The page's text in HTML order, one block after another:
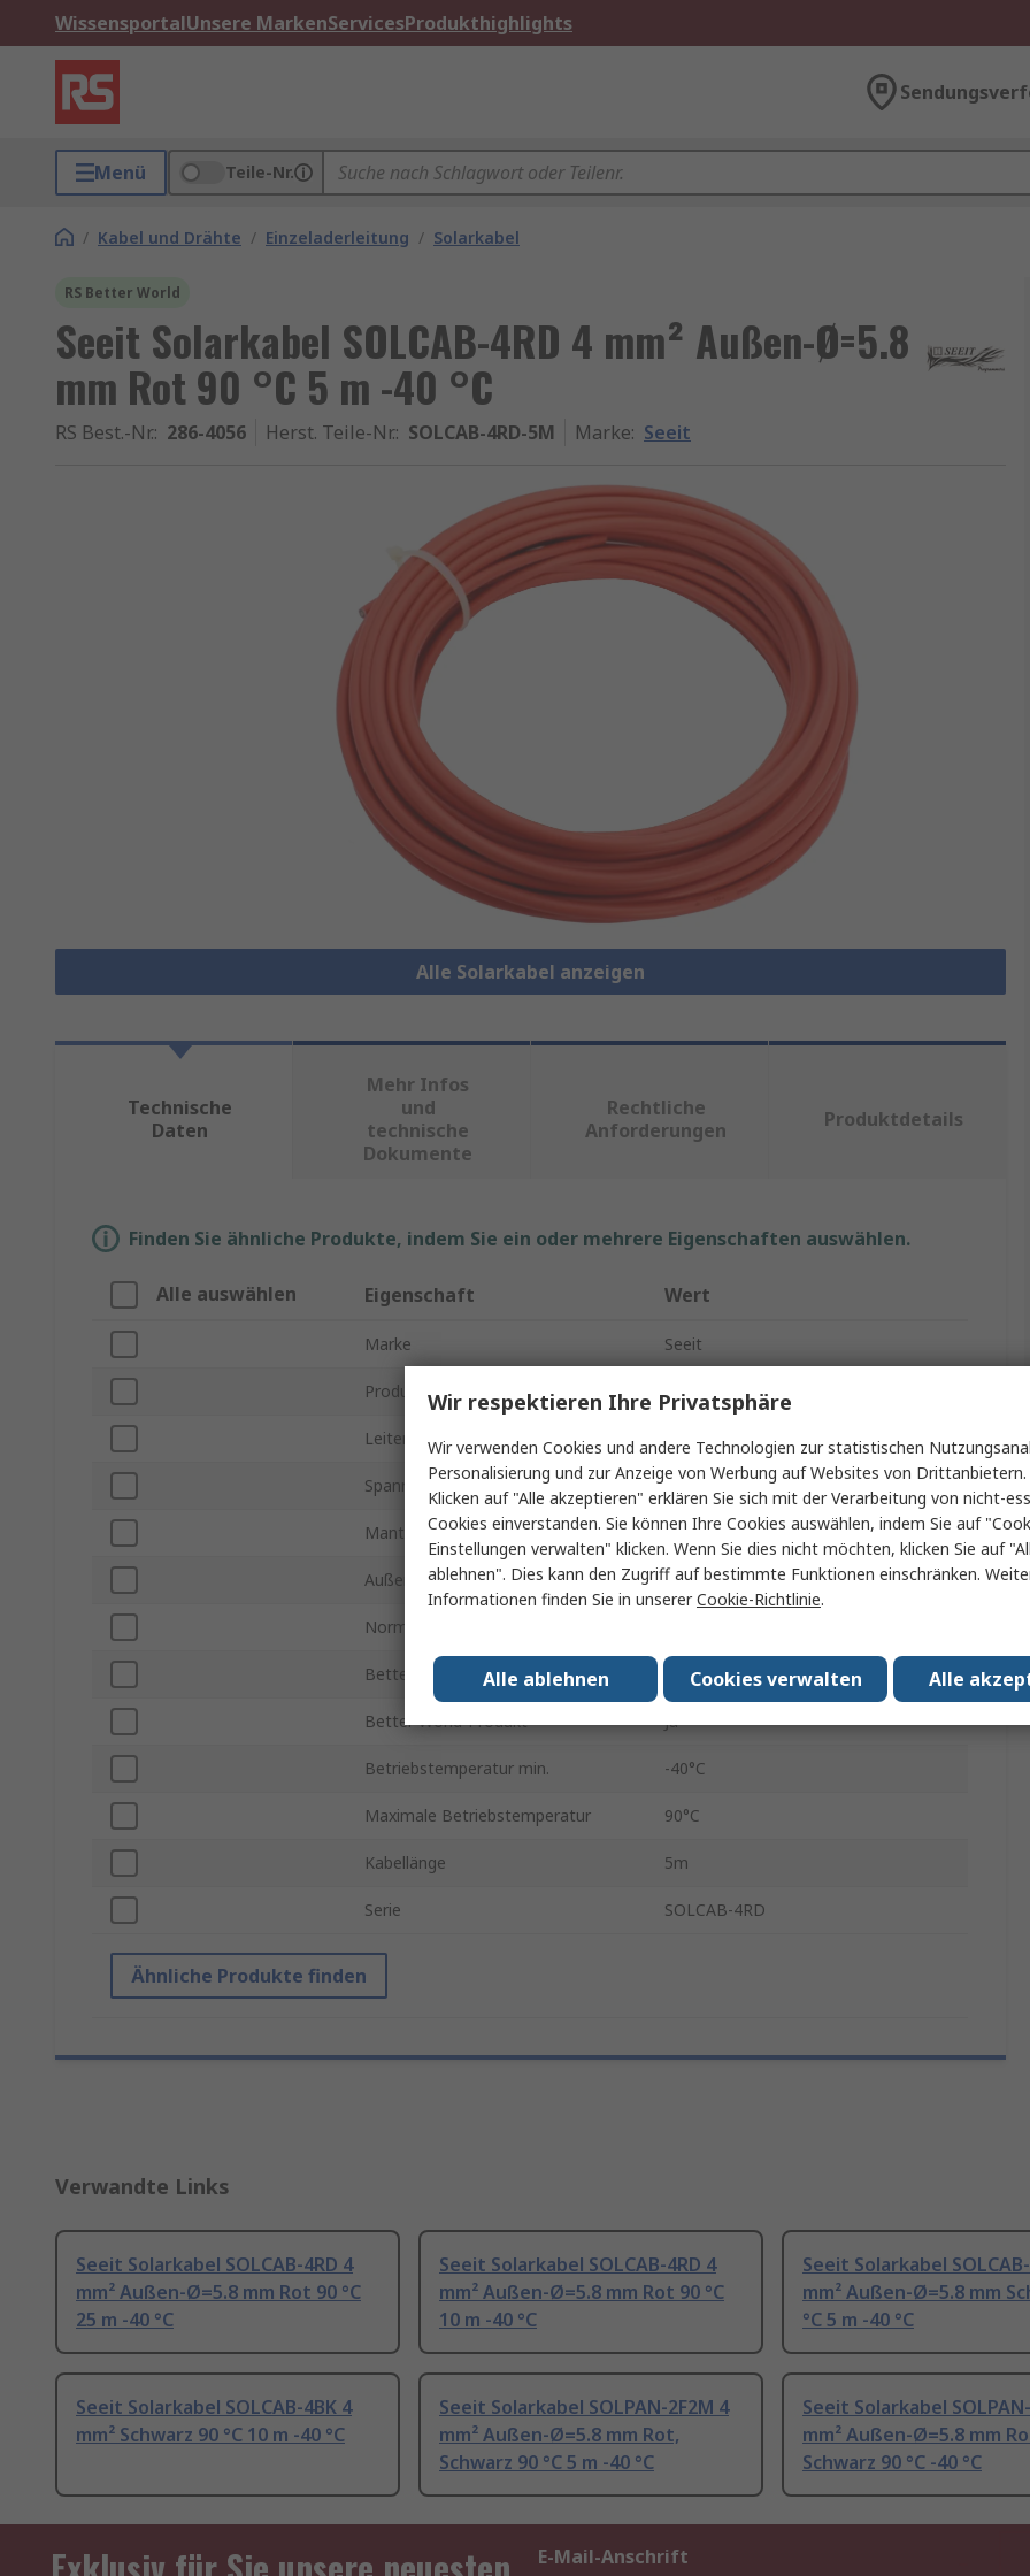
WissensportalUnsere MarkenServicesProdukthighlights
Menü Teile-Nr.
/ Kabel und Drähte / Einzeladerleitung / Solarkabel
RS Better World
Seeit Solarkabel SOLCAB-4RD 4 mm² Außen-Ø=5.8
mm Rot 90 °C 5 m -40 °C
RS Best.-Nr.: 286-4056 Herst. Teile-Nr.: SOLCAB-4RD-5M Marke: Seeit
Alle Solarkabel anzeigen
Technische
Daten
Mehr Infos
und
technische
Dokumente
Rechtliche
Anforderungen
Produktdetails
Finden Sie ähnliche Produkte, indem Sie ein oder mehrere Eigenschaften auswählen.
Alle auswählen Eigenschaft Wert
Marke Seeit
Produkt Typ Solarkabel
Leiterquerschnitt 4 mm²
Spannung 1000V
Mantelfarbe Rot
Außendurchmesser 5.8mm
Normen/Zulassungen
Better World-Kriterium Lösung für erneuerbare Energien
Better World-Produkt Ja
Betriebstemperatur min. -40°C
Maximale Betriebstemperatur 90°C
Kabellänge 5m
Serie SOLCAB-4RD
Ähnliche Produkte finden
Verwandte Links
Seeit Solarkabel SOLCAB-4RD 4
mm² Außen-Ø=5.8 mm Rot 90 °C
25 m -40 °C
Seeit Solarkabel SOLCAB-4RD 4
mm² Außen-Ø=5.8 mm Rot 90 °C
10 m -40 °C
Seeit Solarkabel
mm² Außen-Ø=5.8 mm
°C 5 m -40 °C
Seeit Solarkabel SOLCAB-4BK 4
mm² Schwarz 90 °C 10 m -40 °C
Seeit Solarkabel SOLPAN-2F2M 4
mm² Außen-Ø=5.8 mm Rot,
Schwarz 90 °C 5 m -40 °C
Seeit Solarkabel
mm² Außen-Ø=5.8 mm
Schwarz 90 °C -40 °C
E-Mail-Anschrift
Wir respektieren Ihre Privatsphäre
Wir verwenden Cookies und andere Technologien zur statistischen
Personalisierung und zur Anzeige von Werbung auf Websites von
Klicken auf "Alle akzeptieren" erklären Sie sich mit der Verarbeitung von nicht-
Cookies einverstanden. Sie können Ihre Cookies auswählen, indem Sie auf
Einstellungen verwalten" klicken. Wenn Sie dies nicht möchten, klicken Sie auf
ablehnen". Dies kann den Zugriff auf bestimmte Funktionen einschränken.
Informationen finden Sie in unsererCookie-Richtlinie.
Alle
Cookies verwalten
Alle ablehnen